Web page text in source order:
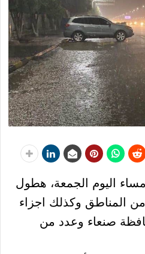
اليوم الجمعة، هطول
المناطق وكذلك اجزاء
صنعاء وعدد من